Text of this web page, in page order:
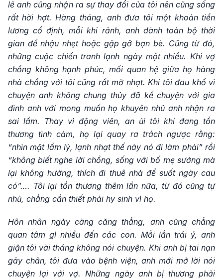
lẽ anh cũng nhận ra sự thay đổi của tôi nên cũng sống
rất hời hợt. Hàng tháng, anh đưa tôi một khoản tiền
lương cố định, mỗi khi rảnh, anh dành toàn bộ thời
gian để nhậu nhẹt hoặc gặp gỡ bạn bè. Cũng từ đó,
những cuộc chiến tranh lạnh ngày một nhiều. Khi vợ
chồng không hạnh phúc, mối quan hệ giữa họ hàng
nhà chồng với tôi cũng rất mờ nhạt. Khi tôi đau khổ vì
chuyện anh không chung thủy đã kể chuyện với gia
đình anh với mong muốn họ khuyên nhủ anh nhận ra
sai lầm. Thay vì động viên, an ủi tôi khi đang tổn
thương tình cảm, họ lại quay ra trách ngược rằng:
“nhìn mặt lầm lỳ, lạnh nhạt thế này nó đi làm phải” rồi
“không biết nghe lời chồng, sống với bố mẹ sướng mà
lại không hưởng, thích đi thuê nhà để suốt ngày cau
có”…. Tôi lại tổn thương thêm lần nữa, từ đó cũng tự
nhủ, chẳng cần thiết phải hy sinh vì họ.
Hôn nhân ngày càng căng thẳng, anh cũng chẳng
quan tâm gì nhiều đến các con. Mỗi lần trái ý, anh
giận tôi vài tháng không nói chuyện. Khi anh bị tai nạn
gãy chân, tôi đưa vào bệnh viện, anh mới mở lời nói
chuyện lại với vợ. Những ngày anh bị thương phải